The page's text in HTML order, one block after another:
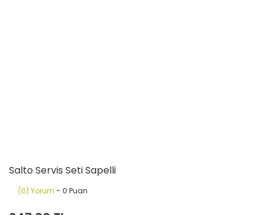
Salto Servis Seti Sapelli
(0) Yorum - 0 Puan